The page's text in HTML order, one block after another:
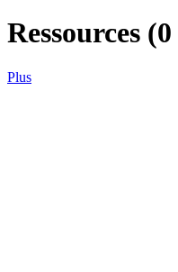
Ressources (0
Plus